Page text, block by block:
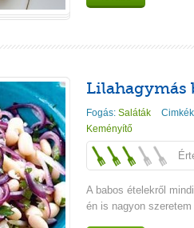
Lilahagymás
Fogás: Saláták
Keményítő
A babos ételekről
én is nagyon